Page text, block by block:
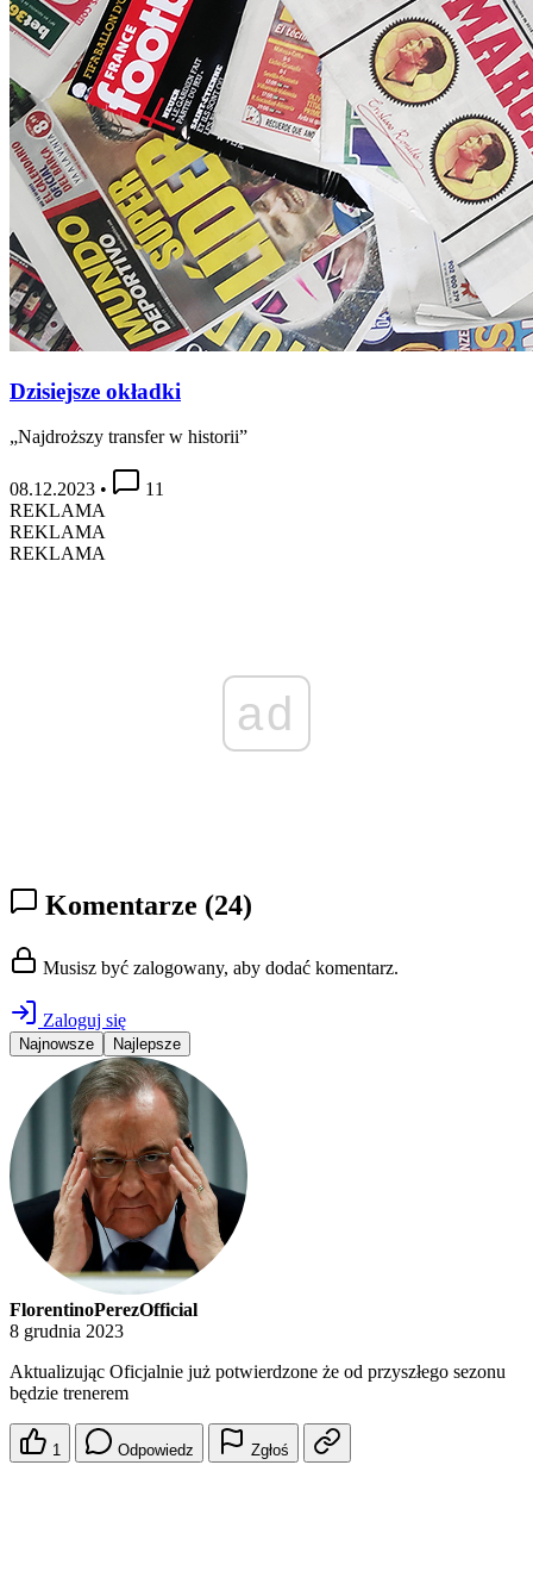
Dzisiejsze okładki
„Najdroższy transfer w historii”
08.12.2023 •
11
REKLAMA
REKLAMA
REKLAMA
ad
Komentarze (24)
Musisz być zalogowany, aby dodać komentarz.
Zaloguj się
Najnowsze Najlepsze
FlorentinoPerezOfficial
8 grudnia 2023
Aktualizując Oficjalnie już potwierdzone że od przyszłego sezonu
będzie trenerem
1 Odpowiedz Zgłoś